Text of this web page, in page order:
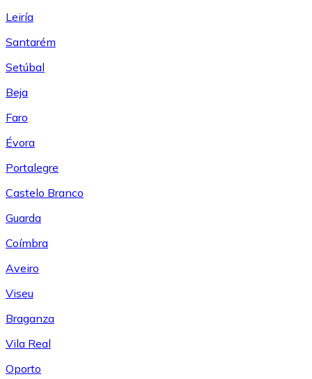
Leiría
Santarém
Setúbal
Beja
Faro
Évora
Portalegre
Castelo Branco
Guarda
Coímbra
Aveiro
Viseu
Braganza
Vila Real
Oporto